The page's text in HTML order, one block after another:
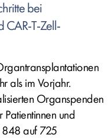
bei
CAR-T-Zell-
als im Vorjahr.
Organspenden
und
848 auf 725